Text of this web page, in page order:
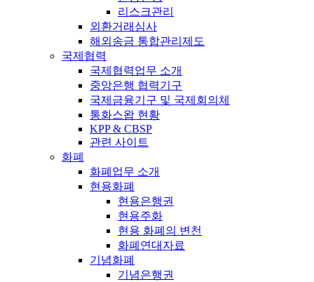
리스크관리
외환거래심사
해외송금 통합관리제도
국제협력
국제협력업무 소개
중앙은행 협력기구
국제금융기구 및 국제회의체
통화스왑 현황
KPP & CBSP
관련 사이트
화폐
화폐업무 소개
현용화폐
현용은행권
현용주화
현용 화폐의 변천
화폐연대자료
기념화폐
기념은행권